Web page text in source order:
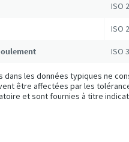
ISO
ISO
ISO
dans les données typiques ne
être affectées par les
et sont fournies à titre